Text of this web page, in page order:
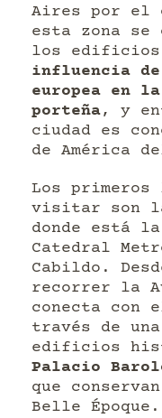
Aires por el
esta zona se
los
influencia
europea en
porteña, y
ciudad es
de América
Los primeros
visitar son
donde está la
Catedral
Cabildo.
recorrer la
conecta con
través de
edificios
Palacio
que
Belle Époque.